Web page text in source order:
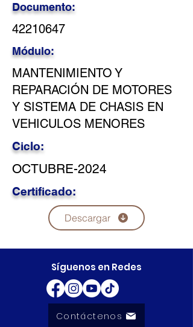
Documento:
42210647
Módulo:
MANTENIMIENTO Y
REPARACIÓN DE MOTORES
Y SISTEMA DE CHASIS EN
VEHICULOS MENORES
Ciclo:
OCTUBRE-2024
Certificado:
Descargar
Síguenos en Redes
Contáctenos